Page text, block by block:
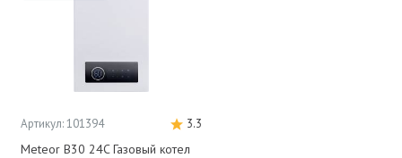
Артикул: 101394 3.3
Meteor B30 24C Газовый котел